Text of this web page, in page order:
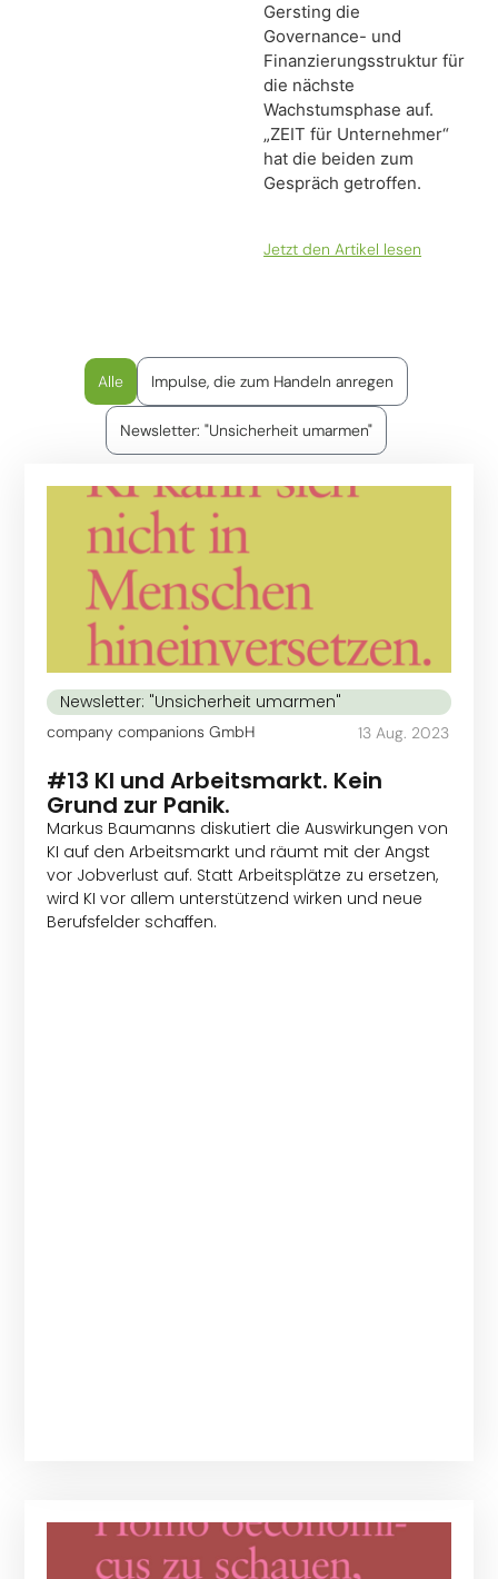
Gersting die
Governance- und
Finanzierungsstruktur für
die nächste
Wachstumsphase auf.
„ZEIT für Unternehmer“
hat die beiden zum
Gespräch getroffen.
Jetzt den Artikel lesen
Impulse, die zum Handeln anregen
Newsletter: "Unsicherheit umarmen"
Alle
Newsletter: "Unsicherheit umarmen"
company companions GmbH 13 Aug. 2023
#13 KI und Arbeitsmarkt. Kein
Grund zur Panik.
Markus Baumanns diskutiert die Auswirkungen von
KI auf den Arbeitsmarkt und räumt mit der Angst
vor Jobverlust auf. Statt Arbeitsplätze zu ersetzen,
wird KI vor allem unterstützend wirken und neue
Berufsfelder schaffen.